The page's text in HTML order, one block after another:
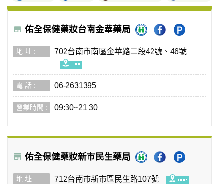
佑全保健藥妝台南金華藥局
702台南市南區金華路二段42號、46號
06-2631395
09:30~21:30
佑全保健藥妝新市民生藥局
712台南市新市區民生路107號